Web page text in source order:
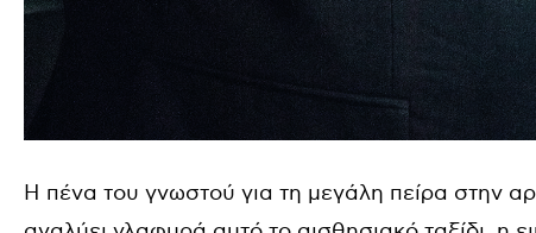
Η πένα του γνωστού για τη μεγάλη πείρα στην